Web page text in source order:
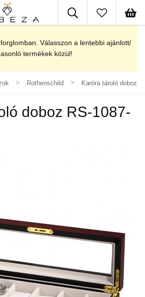
Válasszon a lentebbi ajánlott/
termékek közül!
Rothenschild Karóra tároló doboz
doboz RS-1087-